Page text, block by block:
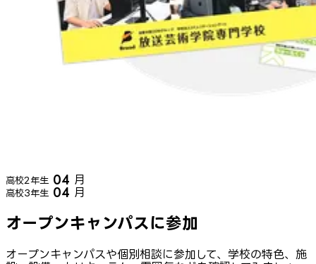
高校2年生 04 月
高校3年生 04 月
オープンキャンパスに参加
オープンキャンパスや個別相談に参加して、学校の特色、施